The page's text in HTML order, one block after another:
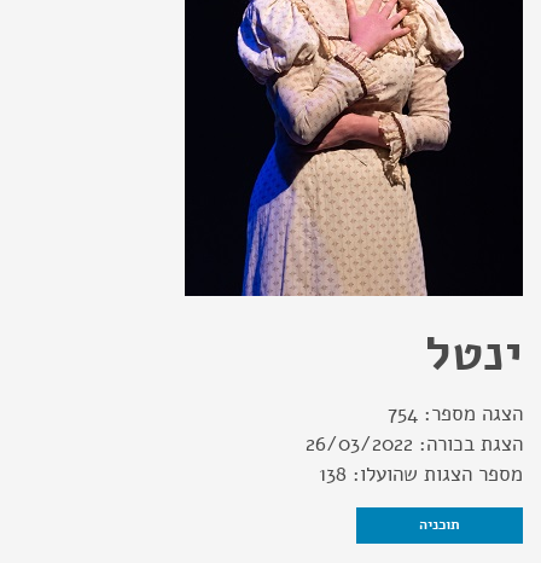
ינטל
הצגה מספר: 754
הצגת בכורה: 26/03/2022
מספר הצגות שהועלו: 138
תוכניה